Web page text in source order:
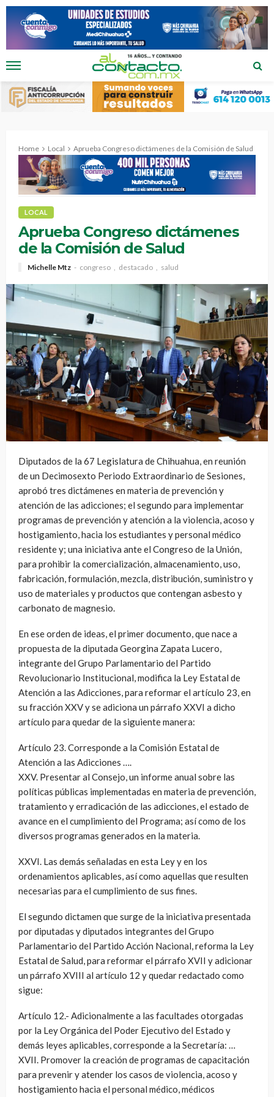
Home Local Aprueba Congreso dictámenes de la Comisión de Salud
LOCAL
Aprueba Congreso dictámenes
de la Comisión de Salud
Michelle Mtz congreso destacado salud
Diputados de la 67 Legislatura de Chihuahua, en reunión
de un Decimosexto Periodo Extraordinario de Sesiones,
aprobó tres dictámenes en materia de prevención y
atención de las adicciones; el segundo para implementar
programas de prevención y atención a la violencia, acoso y
hostigamiento, hacia los estudiantes y personal médico
residente y; una iniciativa ante el Congreso de la Unión,
para prohibir la comercialización, almacenamiento, uso,
fabricación, formulación, mezcla, distribución, suministro y
uso de materiales y productos que contengan asbesto y
carbonato de magnesio.
En ese orden de ideas, el primer documento, que nace a
propuesta de la diputada Georgina Zapata Lucero,
integrante del Grupo Parlamentario del Partido
Revolucionario Institucional, modifica la Ley Estatal de
Atención a las Adicciones, para reformar el artículo 23, en
su fracción XXV y se adiciona un párrafo XXVI a dicho
artículo para quedar de la siguiente manera:
Artículo 23. Corresponde a la Comisión Estatal de
Atención a las Adicciones ….
XXV. Presentar al Consejo, un informe anual sobre las
políticas públicas implementadas en materia de prevención,
tratamiento y erradicación de las adicciones, el estado de
avance en el cumplimiento del Programa; así como de los
diversos programas generados en la materia.
XXVI. Las demás señaladas en esta Ley y en los
ordenamientos aplicables, así como aquellas que resulten
necesarias para el cumplimiento de sus fines.
El segundo dictamen que surge de la iniciativa presentada
por diputadas y diputados integrantes del Grupo
Parlamentario del Partido Acción Nacional, reforma la Ley
Estatal de Salud, para reformar el párrafo XVII y adicionar
un párrafo XVIII al artículo 12 y quedar redactado como
sigue:
Artículo 12.- Adicionalmente a las facultades otorgadas
por la Ley Orgánica del Poder Ejecutivo del Estado y
demás leyes aplicables, corresponde a la Secretaría: …
XVII. Promover la creación de programas de capacitación
para prevenir y atender los casos de violencia, acoso y
hostigamiento hacia el personal médico, médicos